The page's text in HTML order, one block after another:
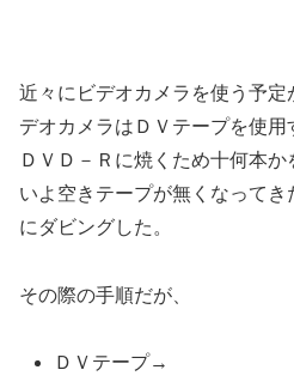
近々にビデオカメラを使う予
デオカメラはＤＶテープを使
ＤＶＤ－Ｒに焼くため十何本
いよ空きテープが無くなってき
にダビングした。
その際の手順だが、
ＤＶテープ→